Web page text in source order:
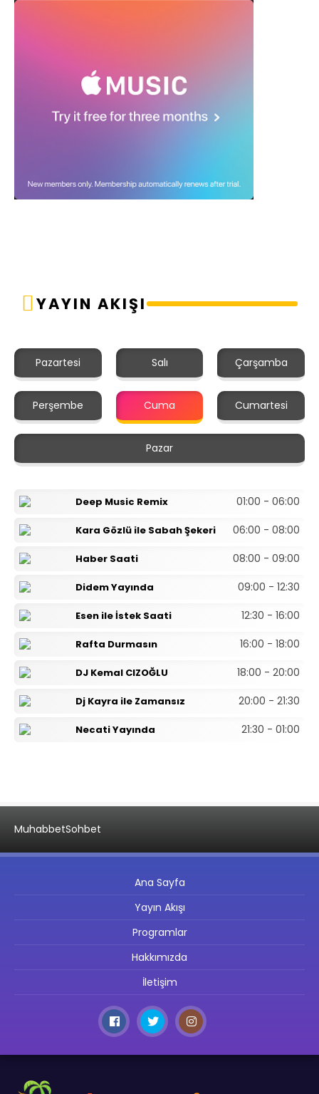
YAYIN AKIŞI
Pazartesi Salı Çarşamba
Perşembe Cuma Cumartesi
Pazar
Deep Music Remix 01:00 - 06:00
Kara Gözlü ile Sabah Şekeri 06:00 - 08:00
Haber Saati 08:00 - 09:00
Didem Yayında 09:00 - 12:30
Esen ile İstek Saati 12:30 - 16:00
Rafta Durmasın 16:00 - 18:00
DJ Kemal CIZOĞLU 18:00 - 20:00
Dj Kayra ile Zamansız 20:00 - 21:30
Necati Yayında 21:30 - 01:00
MuhabbetSohbet
Ana Sayfa
Yayın Akışı
Programlar
Hakkımızda
İletişim